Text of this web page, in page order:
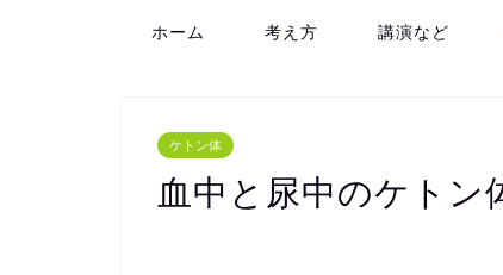
ホーム 考え方 講演など
ケトン体
血中と尿中のケトン